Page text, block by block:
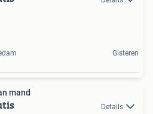
Gisteren
mand
Details